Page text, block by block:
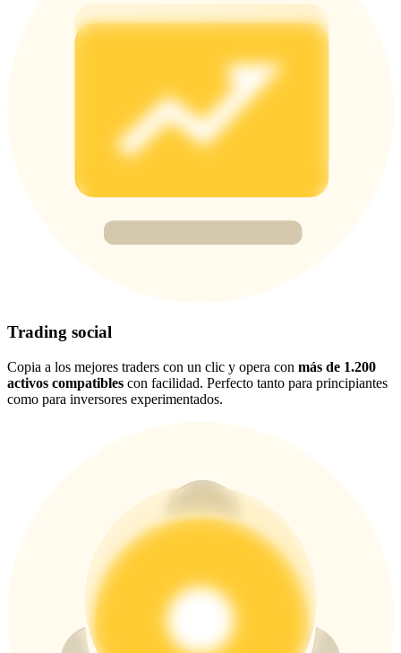
USDT Flexible Staking | Daily Rewards
New Listing Futures Fest
Trade New Futures, Win 200,000 USDT
Gana premios y recompensas exclusivas
Centro de recompensas
Inscribirse
Trading social
Copia a los mejores traders con un clic y opera con más de 1.200
activos compatibles con facilidad. Perfecto tanto para principiantes
como para inversores experimentados.